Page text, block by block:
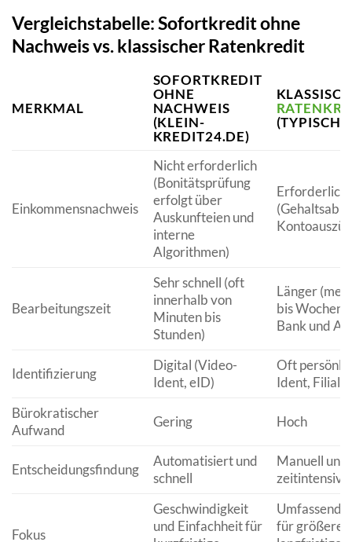
Vergleichstabelle: Sofortkredit ohne
Nachweis vs. klassischer Ratenkredit
MERKMAL
SOFORTKREDIT
OHNE
NACHWEIS
(KLEIN-
KREDIT24.DE)
(TYPISCH)
Einkommensnachweis
Nicht erforderlich
(Bonitätsprüfung
erfolgt über
Auskunfteien und
interne
Algorithmen)
Erforderlich
Bearbeitungszeit
Sehr schnell (oft
innerhalb von
Minuten bis
Stunden)
Länger
bis Wochen
Bank und
Identifizierung
Digital (Video-
Ident, eID)
Oft
Ident,
Bürokratischer
Aufwand
Gering Hoch
Entscheidungsfindung
Automatisiert und
schnell
Manuell und
Fokus
Geschwindigkeit
und Einfachheit für
für größere